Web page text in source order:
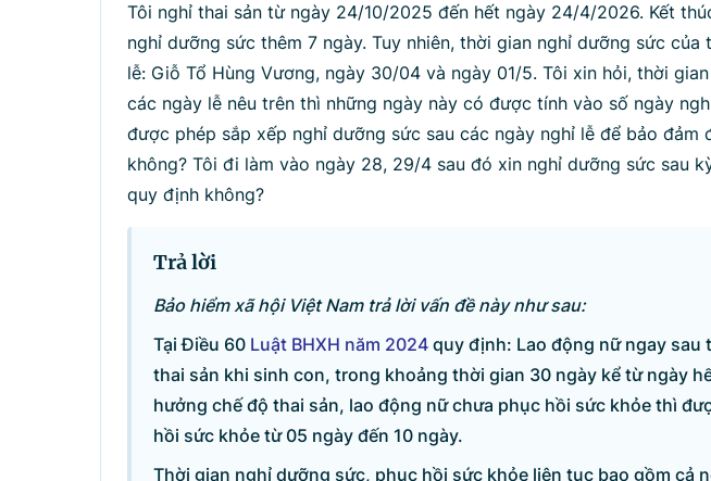
Tôi nghỉ thai sản từ ngày 24/10/2025 đến hết ngày 24/4/2026. Kết
nghỉ dưỡng sức thêm 7 ngày. Tuy nhiên, thời gian nghỉ dưỡng sức
lễ: Giỗ Tổ Hùng Vương, ngày 30/04 và ngày 01/5. Tôi xin hỏi, thời
các ngày lễ nêu trên thì những ngày này có được tính vào số ngày
được phép sắp xếp nghỉ dưỡng sức sau các ngày nghỉ lễ để bảo đảm
không? Tôi đi làm vào ngày 28, 29/4 sau đó xin nghỉ dưỡng sức sau
quy định không?
Trả lời
Bảo hiểm xã hội Việt Nam trả lời vấn đề này như sau:
Tại Điều 60 Luật BHXH năm 2024 quy định: Lao động nữ ngay sau
thai sản khi sinh con, trong khoảng thời gian 30 ngày kể từ ngày
hưởng chế độ thai sản, lao động nữ chưa phục hồi sức khỏe thì
hồi sức khỏe từ 05 ngày đến 10 ngày.
Thời gian nghỉ dưỡng sức, phục hồi sức khỏe liên tục bao gồm cả